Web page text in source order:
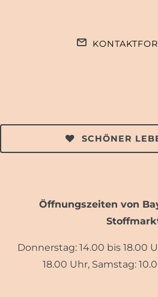
SCHÖNER
Öffnungszeiten von
Donnerstag: 14.00 bis 18.00
18.00 Uhr, Samstag: